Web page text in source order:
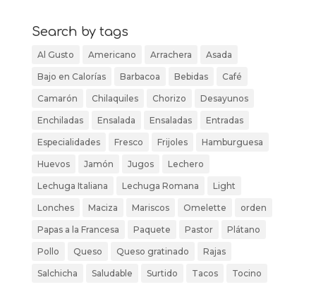
Search by tags
Al Gusto Americano Arrachera Asada
Bajo en Calorías Barbacoa Bebidas Café
Camarón Chilaquiles Chorizo Desayunos
Enchiladas Ensalada Ensaladas Entradas
Especialidades Fresco Frijoles Hamburguesa
Huevos Jamón Jugos Lechero
Lechuga Italiana Lechuga Romana Light
Lonches Maciza Mariscos Omelette orden
Papas a la Francesa Paquete Pastor Plátano
Pollo Queso Queso gratinado Rajas
Salchicha Saludable Surtido Tacos Tocino